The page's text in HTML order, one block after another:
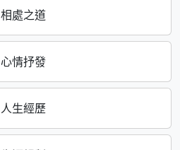
相處之道
心情抒發
人生經歷